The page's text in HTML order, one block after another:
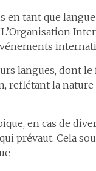
en tant que
langues, dont
reflétant la
en cas de
prévaut. Cela